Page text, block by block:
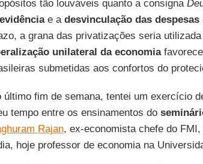
tão louváveis quanto a consigna
e a desvinculação das despesas
a grana das privatizações seria
unilateral da economia
submetidas aos confortos do
último fim de semana, tentei um exercício
tempo entre os ensinamentos do
Rajan, ex-economista chefe do
hoje professor de economia na